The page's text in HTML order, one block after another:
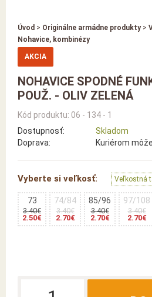
Úvod > Originálne armádne produkty >
Nohavice, kombinézy
AKCIA
NOHAVICE SPODNÉ
POUŽ. - OLIV ZELENÁ
Kód produktu: 06 - 134 - 1
Dostupnosť:
Skladom
Doprava:
Kuriérom
Vyberte si veľkosť: Veľkostná
73
3.40€
2.50€
74/84
3.40€
2.70€
85/96
3.40€
2.70€
97/108
3.40€
2.70€